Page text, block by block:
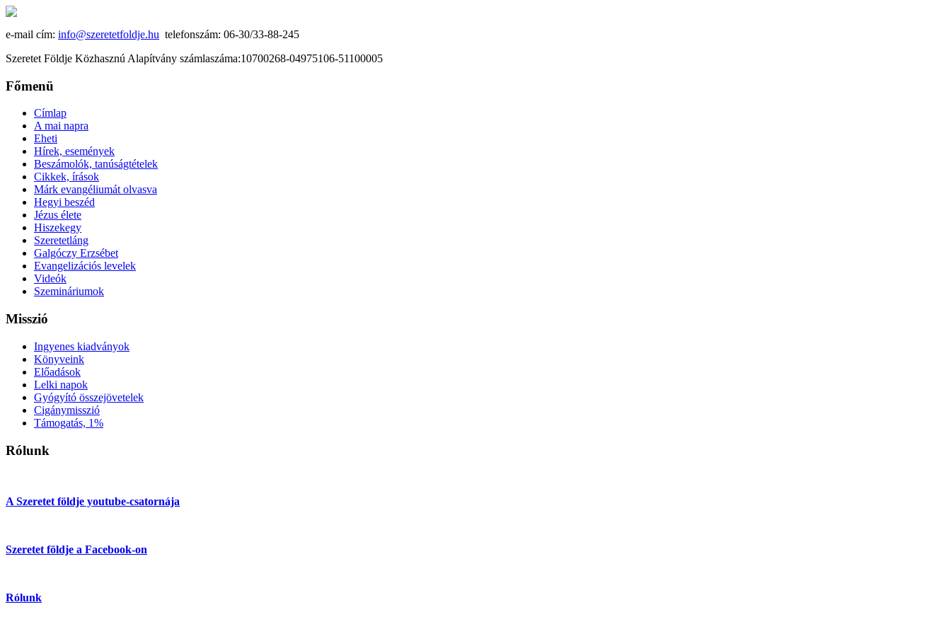
e-mail cím: info@szeretetfoldje.hu telefonszám: 06-30/33-88-245
Szeretet Földje Közhasznú Alapítvány számlaszáma:10700268-04975106-51100005
Főmenü
Címlap
A mai napra
Eheti
Hírek, események
Beszámolók, tanúságtételek
Cikkek, írások
Márk evangéliumát olvasva
Hegyi beszéd
Jézus élete
Hiszekegy
Szeretetláng
Galgóczy Erzsébet
Evangelizációs levelek
Videók
Szemináriumok
Misszió
Ingyenes kiadványok
Könyveink
Előadások
Lelki napok
Gyógyító összejövetelek
Cigánymisszió
Támogatás, 1%
Rólunk
A Szeretet földje youtube-csatornája
Szeretet földje a Facebook-on
Rólunk